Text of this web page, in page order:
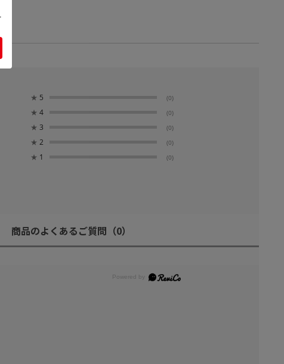
★ 5 (0)
★ 4 (0)
★ 3 (0)
★ 2 (0)
★ 1 (0)
商品のよくあるご質問 （0）